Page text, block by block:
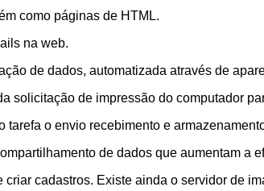
como páginas de HTML.
na web.
de dados, automatizada através de
solicitação de impressão do computador
tarefa o envio recebimento e
de dados que aumentam a
criar cadastros. Existe ainda o servidor de